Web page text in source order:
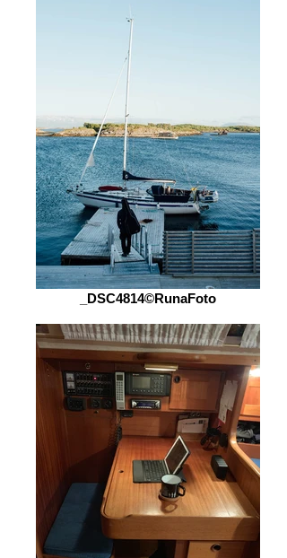
_DSC4814©RunaFoto